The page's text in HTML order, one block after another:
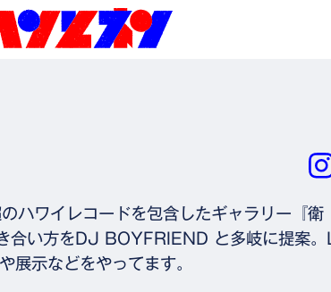
ハワイレコードを包含したギャラリー『衛
合い方をDJ BOYFRIEND と多岐に提案。L
展示などをやってます。